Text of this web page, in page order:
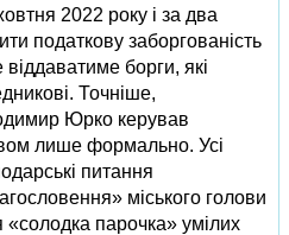
2022 року і за два
податкову заборгованість
борги, які
Точніше,
Юрко керував
лише формально. Усі
питання
міського голови
парочка» умілих